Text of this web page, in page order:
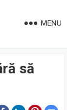
MENU
să